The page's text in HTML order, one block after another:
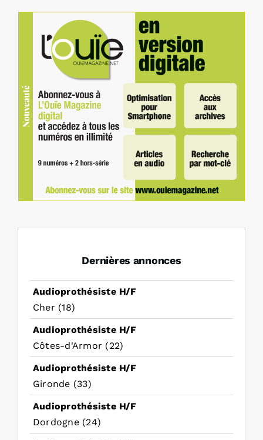
Dernières annonces
Audioprothésiste H/F
Cher (18)
Audioprothésiste H/F
Côtes-d'Armor (22)
Audioprothésiste H/F
Gironde (33)
Audioprothésiste H/F
Dordogne (24)